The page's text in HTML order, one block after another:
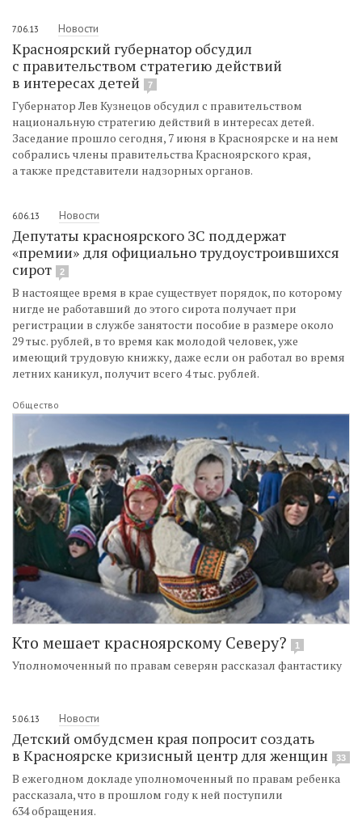
7.06.13 Новости
Красноярский губернатор обсудил
с правительством стратегию действий
в интересах детей
7
Губернатор Лев Кузнецов обсудил с правительством
национальную стратегию действий в интересах детей.
Заседание прошло сегодня, 7 июня в Красноярске и на нем
собрались члены правительства Красноярского края,
а также представители надзорных органов.
6.06.13 Новости
Депутаты красноярского ЗС поддержат
«премии» для официально трудоустроившихся
сирот
2
В настоящее время в крае существует порядок, по которому
нигде не работавший до этого сирота получает при
регистрации в службе занятости пособие в размере около
29 тыс. рублей, в то время как молодой человек, уже
имеющий трудовую книжку, даже если он работал во время
летних каникул, получит всего 4 тыс. рублей.
Общество
Кто мешает красноярскому Северу? 1
Уполномоченный по правам северян рассказал фантастику
5.06.13 Новости
Детский омбудсмен края попросит создать
в Красноярске кризисный центр для женщин
33
В ежегодном докладе уполномоченный по правам ребенка
рассказала, что в прошлом году к ней поступили
634 обращения.